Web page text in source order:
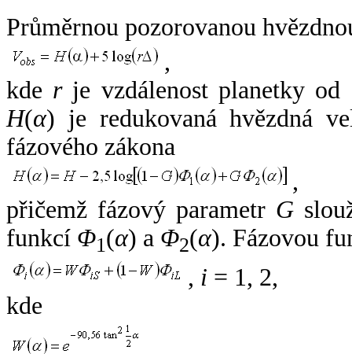
Průměrnou pozorovanou
,
kde rje vzdálenost planetky od
H(α) je redukovaná hvězdná
fázového zákona
,
přičemž fázový parametr G
funkcí Φ1(α) a Φ2(α). Fázovou
, i = 1, 2,
kde